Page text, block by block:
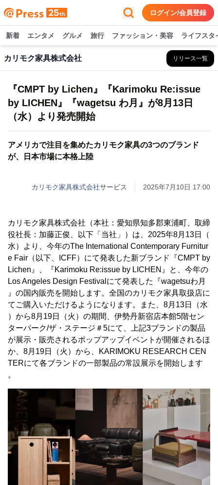
ログイン/会員登録
新着 エンタメ グルメ 旅行 ファッション・美容 ライフスタ
カリモク家具株式会社 リリース一覧
『CMPT by Lichen』『Karimoku Re:issue
by LICHEN』『wagetsu わ月』が8月13日
（水）より発売開始
アメリカで注目を集めたカリモク家具の3つのブランド
が、日本市場に本格上陸
カリモク家具株式会社サービス 2025年7月10日 17:00
カリモク家具株式会社（本社：愛知県知多郡東浦町、取締
役社長：加藤正俊、以下「当社」）は、2025年8月13日（
水）より、今年のThe International Contemporary Furnitur
e Fair（以下、ICFF）にて発表した新ブランド『CMPT by
Lichen』、『Karimoku Re:issue by LICHEN』と、今年の
Los Angeles Design Festivalにて発表した『wagetsuわ月
』の国内販売を開始します。全国のカリモク家具取扱店に
てご購入いただけるようになります。また、8月13日（水
）から8月19日（火）の期間、伊勢丹新宿店本館5階セン
ターパーク/ザ・ステージ＃5にて、上記3ブランドの製品
が展示・販売されるポップアップイベントが開催されるほ
か、8月19日（火）から、KARIMOKU RESEARCH CEN
TERにて各ブランドの一部製品の常設展示を開始します
。